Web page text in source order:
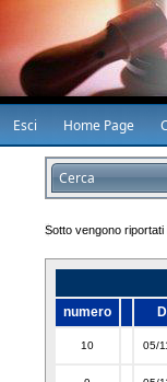
Esci Home Page
Cerca
Sotto vengono
numero
10 05/